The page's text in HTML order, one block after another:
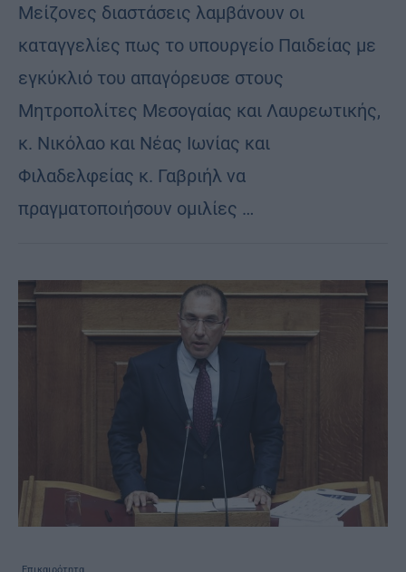
Μείζονες διαστάσεις λαμβάνουν οι
καταγγελίες πως το υπουργείο Παιδείας με
εγκύκλιό του απαγόρευσε στους
Μητροπολίτες Μεσογαίας και Λαυρεωτικής,
κ. Νικόλαο και Νέας Ιωνίας και
Φιλαδελφείας κ. Γαβριήλ να
πραγματοποιήσουν ομιλίες …